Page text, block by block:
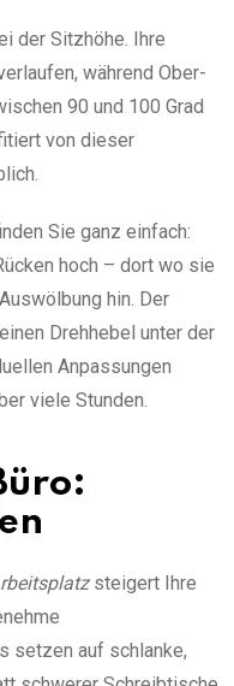
der Sitzhöhe. Ihre
während Ober-
90 und 100 Grad
von dieser
Sie ganz einfach:
hoch – dort wo sie
hin. Der
Drehhebel unter der
Anpassungen
viele Stunden.
steigert Ihre
setzen auf schlanke,